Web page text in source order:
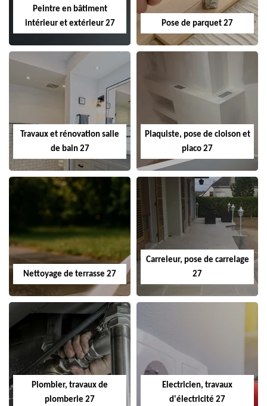
Peintre en bâtiment
intérieur et extérieur 27
Pose de parquet 27
Travaux et rénovation salle
de bain 27
Plaquiste, pose de cloison et
placo 27
Nettoyage de terrasse 27
Carreleur, pose de carrelage
27
Plombier, travaux de
plomberie 27
Electricien, travaux
d'électricité 27